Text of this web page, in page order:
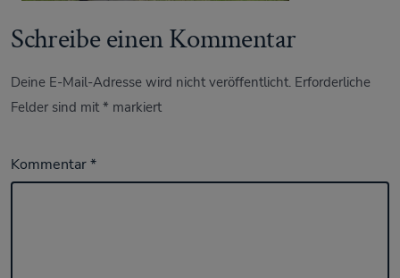
Schreibe einen Kommentar
Deine E-Mail-Adresse wird nicht veröffentlicht. Erforderliche
Felder sind mit* markiert
Kommentar*